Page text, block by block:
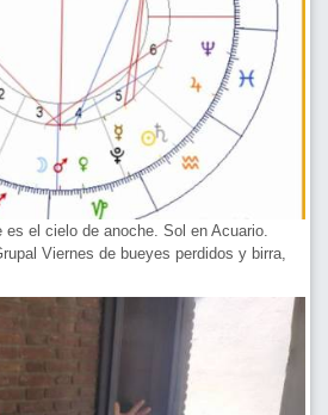
el cielo de anoche. Sol en Acuario.
Viernes de bueyes perdidos y birra,